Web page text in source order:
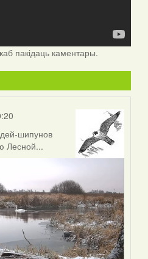
каб пакідаць каментары.
шипунов
Лесной...